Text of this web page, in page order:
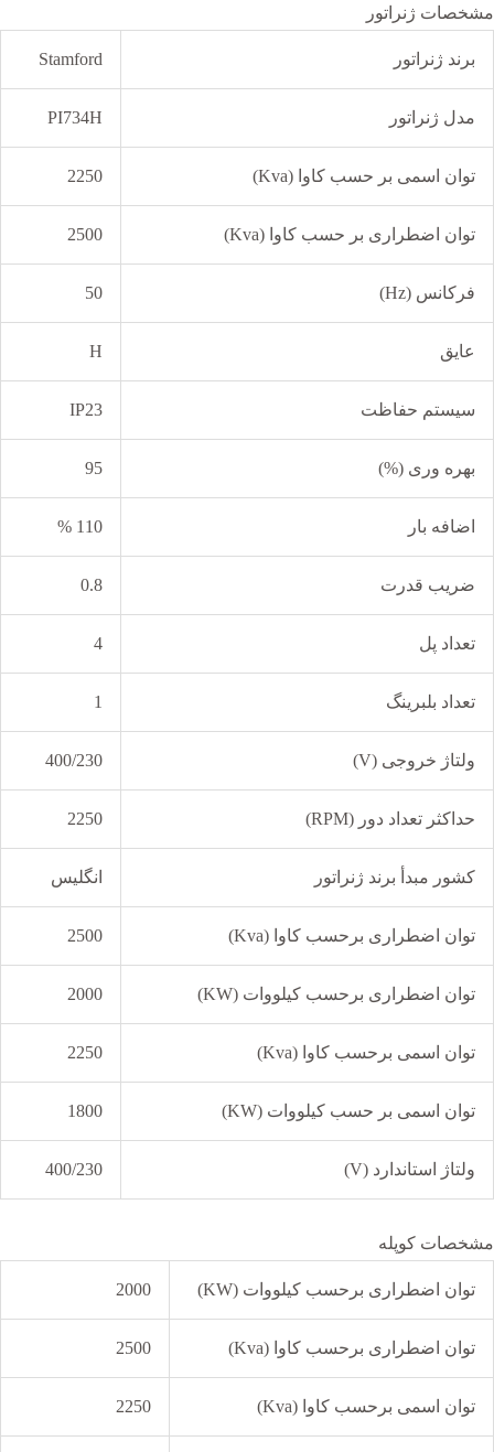
مشخصات ژنراتور
برند ژنراتور Stamford
مدل ژنراتور PI734H
توان اسمی بر حسب کاوا (Kva) 2250
توان اضطراری بر حسب کاوا (Kva) 2500
فرکانس (Hz) 50
عایق H
سیستم حفاظت IP23
بهره وری (%) 95
اضافه بار 110 %
ضریب قدرت 0.8
تعداد پل 4
تعداد بلبرینگ 1
ولتاژ خروجی (V) 400/230
حداکثر تعداد دور (RPM) 2250
کشور مبدأ برند ژنراتور انگلیس
توان اضطراری برحسب کاوا (Kva) 2500
توان اضطراری برحسب کیلووات (KW) 2000
توان اسمی برحسب کاوا (Kva) 2250
توان اسمی بر حسب کیلووات (KW) 1800
ولتاژ استاندارد (V) 400/230
مشخصات کوپله
توان اضطراری برحسب کیلووات (KW) 2000
توان اضطراری برحسب کاوا (Kva) 2500
توان اسمی برحسب کاوا (Kva) 2250